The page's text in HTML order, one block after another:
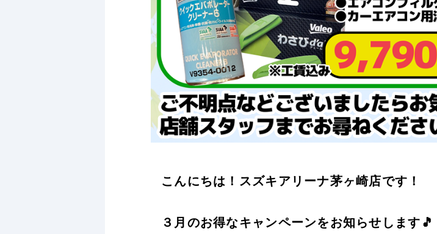
こんにちは！スズキアリーナ茅ヶ崎店です！
３月のお得なキャンペーンをお知らせします🎵